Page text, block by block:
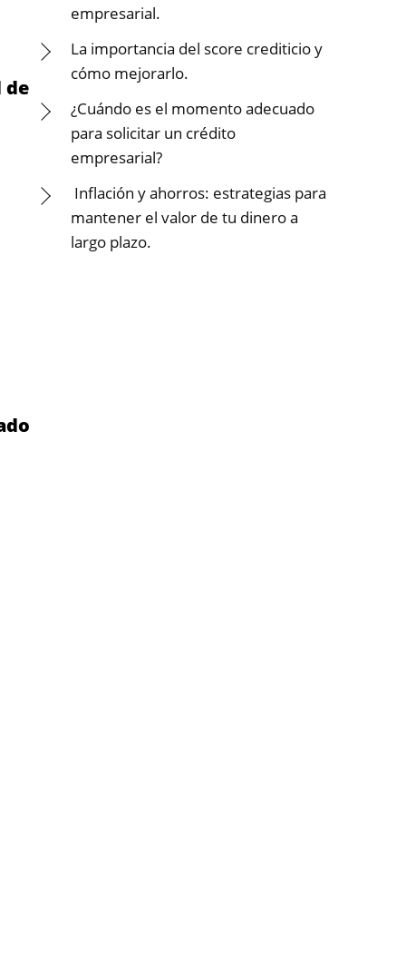
de
empresarial.
La importancia del score crediticio y
cómo mejorarlo.
¿Cuándo es el momento adecuado
para solicitar un crédito
empresarial?
Inflación y ahorros: estrategias para
mantener el valor de tu dinero a
largo plazo.